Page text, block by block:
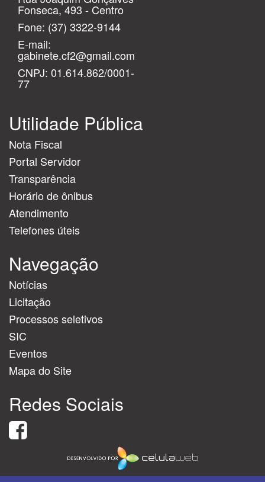
Fonseca, 493 - Centro
Fone: (37) 3322-9144
E-mail:
gabinete.cf2@gmail.com
CNPJ: 01.614.862/0001-
77
Utilidade Pública
Nota Fiscal
Portal Servidor
Transparência
Horário de ônibus
Atendimento
Telefones úteis
Navegação
Notícias
Licitação
Processos seletivos
SIC
Eventos
Mapa do Site
Redes Sociais